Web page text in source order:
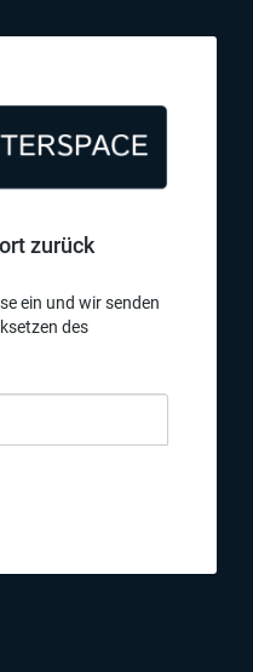
zurück
ein und wir senden
des